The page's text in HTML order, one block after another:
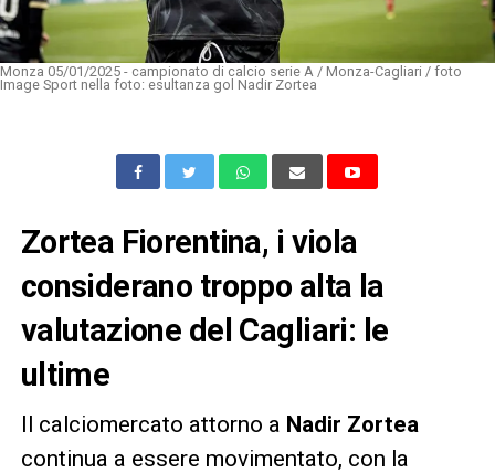
Monza 05/01/2025 - campionato di calcio serie A / Monza-Cagliari / foto
Image Sport nella foto: esultanza gol Nadir Zortea
Zortea Fiorentina, i viola
considerano troppo alta la
valutazione del Cagliari: le
ultime
Il calciomercato attorno a Nadir Zortea
continua a essere movimentato, con la